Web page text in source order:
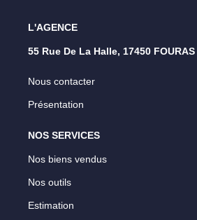
L'AGENCE
55 Rue De La Halle, 17450 FOURAS
Nous contacter
Présentation
NOS SERVICES
Nos biens vendus
Nos outils
Estimation